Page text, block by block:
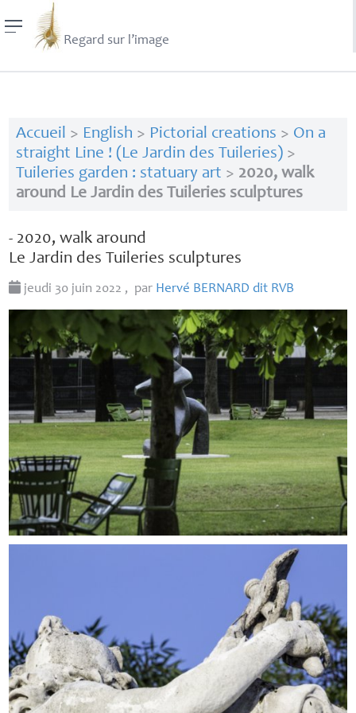
Regard sur l’image
Accueil > English > Pictorial creations > On a
straight Line ! (Le Jardin des Tuileries)>
Tuileries garden : statuary art > 2020, walk
around Le Jardin des Tuileries sculptures
- 2020, walk around
Le Jardin des Tuileries sculptures
jeudi 30 juin 2022 , par Hervé BERNARD dit RVB